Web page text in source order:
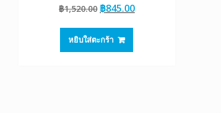
5.00
ตั้งแต่ 1-5
฿1,520.00 Original
was:
฿1,520.00.
฿845.00Current
หยิบใส่ตะกร้า